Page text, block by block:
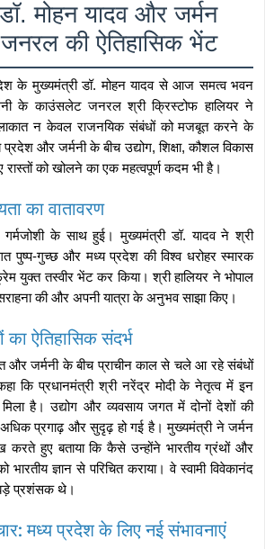
मोहन यादव और जर्मन
की ऐतिहासिक भेंट
के मुख्यमंत्री डॉ. मोहन यादव से आज समत्व भवन
के काउंसलेट जनरल श्री क्रिस्टोफ हालियर ने
न केवल राजनयिक संबंधों को मजबूत करने के
और जर्मनी के बीच उद्योग, शिक्षा, कौशल विकास
को खोलने का एक महत्वपूर्ण कदम भी है।
का वातावरण
के साथ हुई। मुख्यमंत्री डॉ. यादव ने श्री
पुष्प-गुच्छ और मध्य प्रदेश की विश्व धरोहर स्मारक
युक्त तस्वीर भेंट कर किया। श्री हालियर ने भोपाल
की और अपनी यात्रा के अनुभव साझा किए।
का ऐतिहासिक संदर्भ
और जर्मनी के बीच प्राचीन काल से चले आ रहे संबंधों
कि प्रधानमंत्री श्री नरेंद्र मोदी के नेतृत्व में इन
है। उद्योग और व्यवसाय जगत में दोनों देशों की
अधिक प्रगाढ़ और सुदृढ़ हो गई है। मुख्यमंत्री ने जर्मन
करते हुए बताया कि कैसे उन्होंने भारतीय ग्रंथों और
भारतीय ज्ञान से परिचित कराया। वे स्वामी विवेकानंद
बड़े प्रशंसक थे।
मध्य प्रदेश के लिए नई संभावनाएं